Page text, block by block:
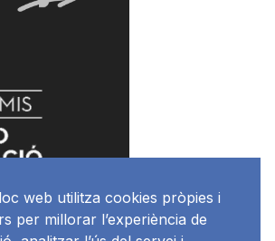
web utilitza cookies pròpies i
per millorar l’experiència de